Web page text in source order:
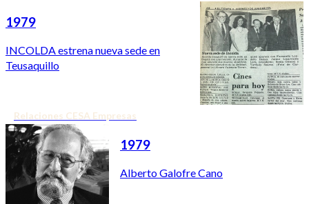
1979
INCOLDA estrena nueva sede en
Teusaquillo
Relaciones CESA Empresas
1979
Alberto Galofre Cano